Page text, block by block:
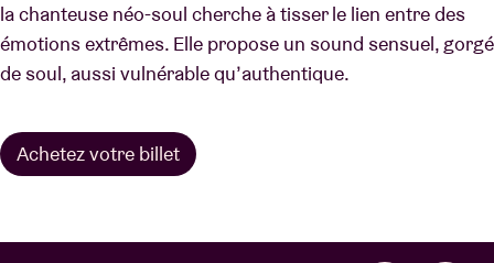
la chanteuse néo-soul cherche à tisser le lien entre des
émotions extrêmes. Elle propose un sound sensuel, gorgé
de soul, aussi vulnérable qu’authentique.
Achetez votre billet